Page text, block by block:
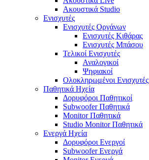
Ακουστικά Studio
Ενισχυτές
Ενισχυτές Οργάνων
Ενισχυτές Κιθάρας
Ενισχυτές Μπάσου
Τελικοί Ενισχυτές
Αναλογικοί
Ψηφιακοί
Ολοκληρωμένοι Ενισχυτές
Παθητικά Ηχεία
Δορυφόροι Παθητικοί
Subwoofer Παθητικά
Monitor Παθητικά
Studio Monitor Παθητικά
Ενεργά Ηχεία
Δορυφόροι Ενεργοί
Subwoofer Ενεργά